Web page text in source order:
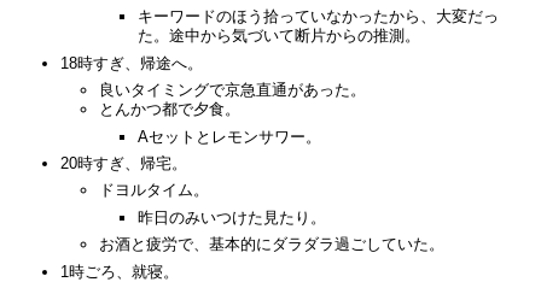
キーワードのほう拾っていなかったから、大変だっ
た。途中から気づいて断片からの推測。
18時すぎ、帰途へ。
良いタイミングで京急直通があった。
とんかつ都で夕食。
Aセットとレモンサワー。
20時すぎ、帰宅。
ドヨルタイム。
昨日のみいつけた見たり。
お酒と疲労で、基本的にダラダラ過ごしていた。
1時ごろ、就寝。